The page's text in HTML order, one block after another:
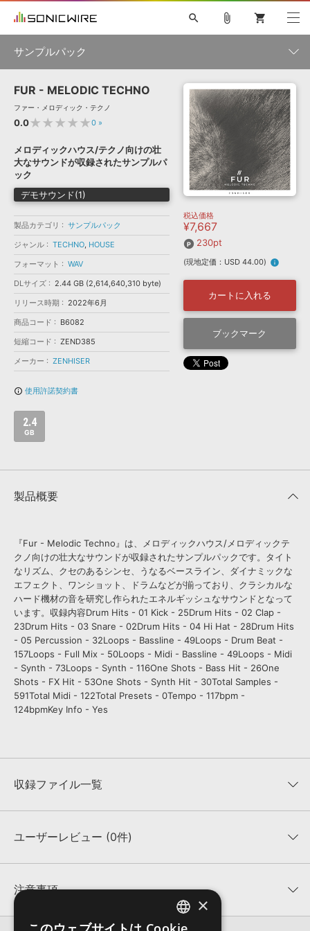
ソフト音源 »
プラグイン・エフェクト »
サンプルパック »
ソフトウェア／ツール »
DAW »
効果音 »
BGM »
キャンペーン »
特集 »
ニュースレター »
SONICWIREブログ »
製品サポート情報 »
DTMガイド »
FAQ »
お問い合わせ »
音楽カード
楽曲配信流通 サービス
無償のサウンド管理ソフト
APS
search
初音ミク NT 鏡音リン・レン V4X 巡音ルカ V4X
MEIKO V3
KAITO V3
VOCALOID TOONTRACK
SPITFIRE AUDIO
VIENNA
EZ DRUMMER 3
ライセンスフリーBGM
サンプルパックを試そう
ボーカル抜き出し
DUBSTEP
ELECTRONICA
EDM TRANCE MUTANT
ROUTER.FM
ソフト音源 プラグイン・エフェクト
ソフトウェア／ツール 効果音
attach_file shopping_cart
サンプルパック
製品一覧
ジャンル
メーカー
フォーマット
ランキング
FUR - MELODIC TECHNO
ファー・メロディック・テクノ
0.0★★★★★0 »
メロディックハウス/テクノ向けの壮
大なサウンドが収録されたサンプルパ
ック
デモサウンド(1)
製品カテゴリ
サンプルパック
ジャンル
TECHNO, HOUSE
フォーマット
WAV
DLサイズ
2.44 GB (2,614,640,310 byte)
リリース時期
2022年6月
商品コード
B6082
短縮コード
ZEND385
メーカー
ZENHISER
info_outline 使用許諾契約書
2.4
GB
税込価格
¥7,667
230pt
(現地定価：USD 44.00) info
カートに入れる
ブックマーク
製品概要
『Fur - Melodic Techno』は、メロディックハウス/メロディックテ
クノ向けの壮大なサウンドが収録されたサンプルパックです。タイト
なリズム、クセのあるシンセ、うなるベースライン、ダイナミックな
エフェクト、ワンショット、ドラムなどが揃っており、クラシカルな
ハード機材の音を研究し作られたエネルギッシュなサウンドとなって
います。収録内容Drum Hits - 01 Kick - 25Drum Hits - 02 Clap -
23Drum Hits - 03 Snare - 02Drum Hits - 04 Hi Hat - 28Drum Hits
- 05 Percussion - 32Loops - Bassline - 49Loops - Drum Beat -
157Loops - Full Mix - 50Loops - Midi - Bassline - 49Loops - Midi
- Synth - 73Loops - Synth - 116One Shots - Bass Hit - 26One
Shots - FX Hit - 53One Shots - Synth Hit - 30Total Samples -
591Total Midi - 122Total Presets - 0Tempo - 117bpm -
124bpmKey Info - Yes
収録ファイル一覧
収録ファイル一覧
ユーザーレビュー (0件)
★★★★★
注意事項
KONTAKTフォーマットについて： サンプルパック製品の
×